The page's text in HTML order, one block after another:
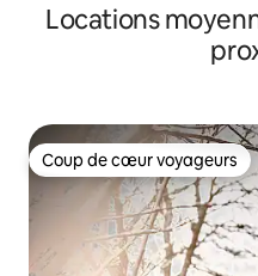
Locations
Coup de cœur voyageurs
Coup de cœur voyageurs